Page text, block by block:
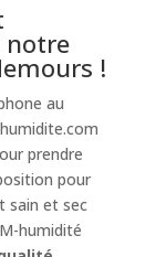
notre
!
au
prendre
pour
sain et sec
humidité